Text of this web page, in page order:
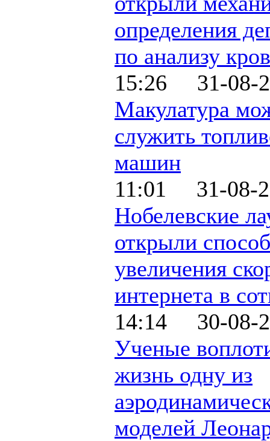
определения
по анализу
15:26 31-08-
Макулатура
служить
машин
11:01 31-08-
Нобелевские
открыли способ
увеличения
интернета в
14:14 30-08-
Ученые
жизнь одну из
моделей